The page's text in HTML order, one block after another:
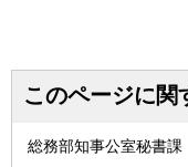
このページに関
総務部知事公室秘書課